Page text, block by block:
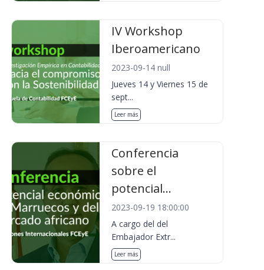
IV Workshop
Iberoamericano
2023-09-14 null
Jueves 14 y Viernes 15 de
sept...
Leer más
Conferencia
sobre el
potencial...
2023-09-19 18:00:00
A cargo del del
Embajador Extr...
Leer más